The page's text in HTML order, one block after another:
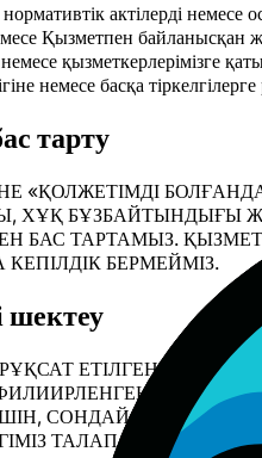
актілерді немесе
Қызметпен байланысқан
қызметкерлерімізге
немесе басқа
тарту
«ҚОЛЖЕТІМДІ
БҰЗБАЙТЫНДЫҒЫ
БАС ТАРТАМЫЗ.
БЕРМЕЙМІЗ.
шектеу
ЕТІЛГЕН ЕҢ
СОНДАЙ-АҚ
ТАЛАП ТУЫНДАҒАН